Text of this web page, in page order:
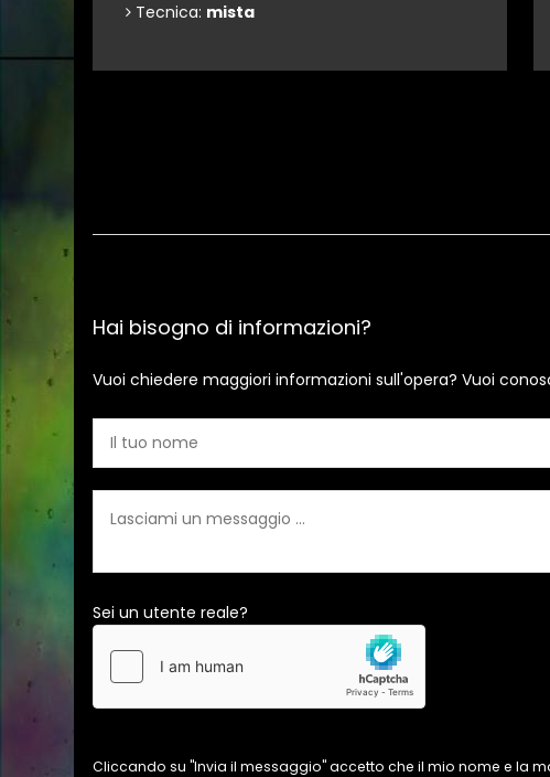
Tecnica: mista
Hai bisogno di informazioni?
Vuoi chiedere maggiori informazioni sull'opera? Vuoi
Sei un utente reale?
Cliccando su "Invia il messaggio" accetto che il mio nome e la